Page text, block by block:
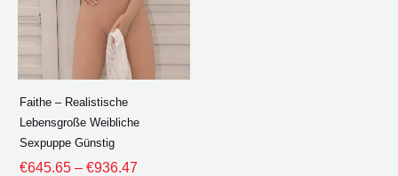
Faithe – Realistische
Lebensgroße Weibliche
Sexpuppe Günstig
€645.65 – €936.47
können
auf